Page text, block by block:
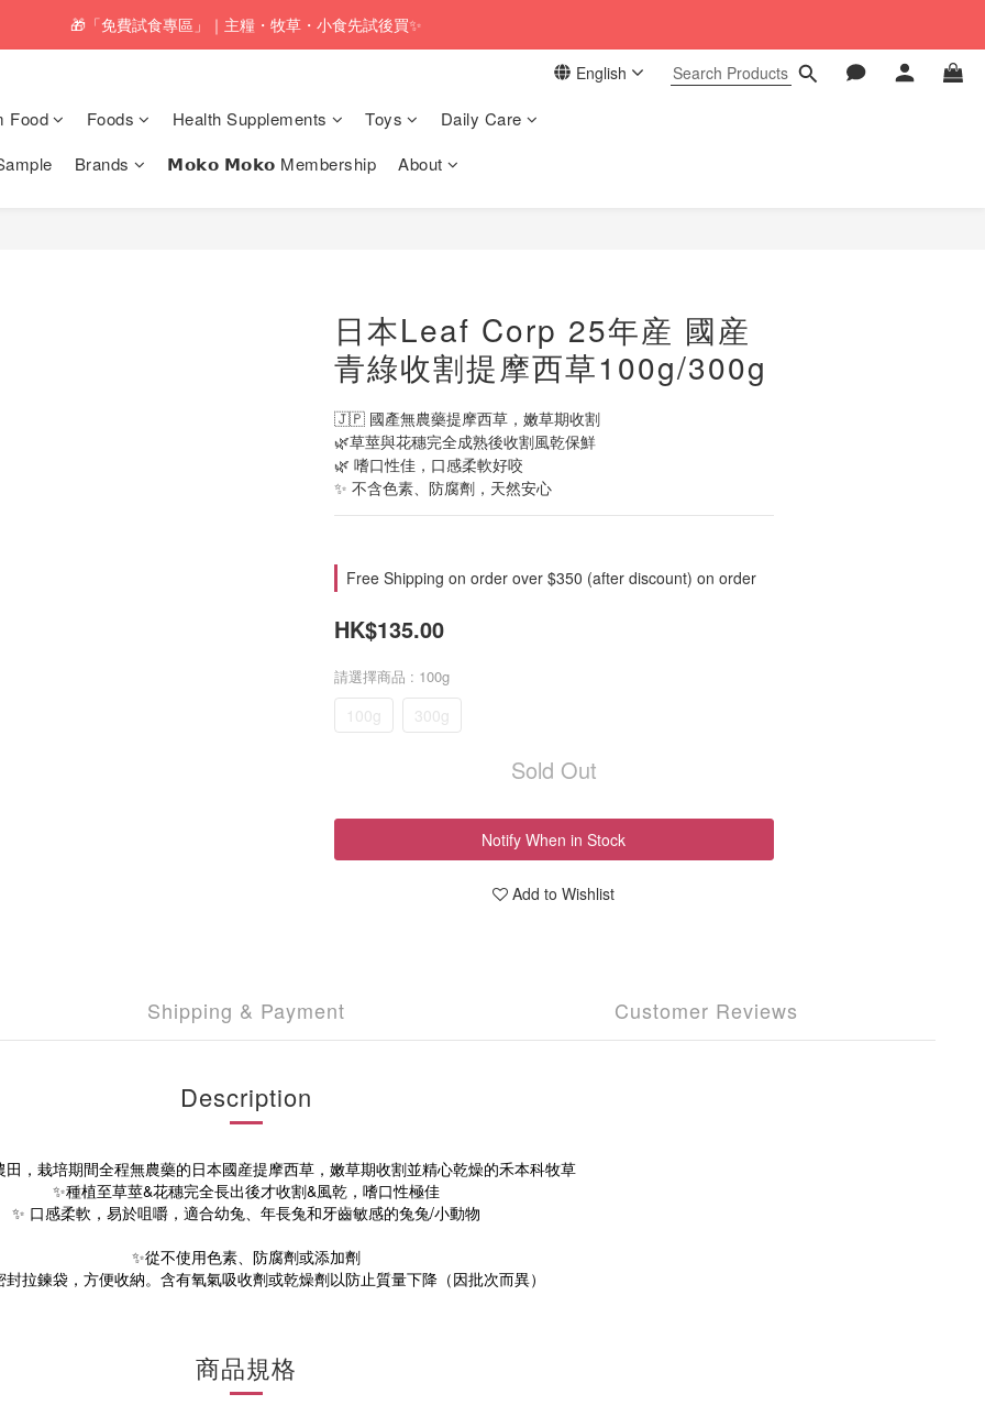
service will be offered for orders with a net value of $350 or above in our store. 📦
🎁「免費試食專區」｜主糧・牧草・小食先試後買✨
service will be offered for orders with a net value of $350 or above in our store. 📦
English
Food Foods Health Supplements Toys
Daily Care
Brands 𝗠𝗼𝗸𝗼 𝗠𝗼𝗸𝗼 Membership About
日本Leaf Corp 25年産 國産
青綠收割提摩西草100g/300g
🇯🇵 國產無農藥提摩西草，嫩草期收割
🌿草莖與花穗完全成熟後收割風乾保鮮
🌿 嗜口性佳，口感柔軟好咬
✨ 不含色素、防腐劑，天然安心
Free Shipping on order over $350 (after discount) on order
HK$135.00
請選擇商品 : 100g
100g 300g
Sold Out
Notify When in Stock
Add to Wishlist
Shipping & Payment Customer Reviews
Description
田，栽培期間全程無農藥的日本國産提摩西草，嫩草期收割並精心乾燥的禾本科牧草
✨種植至草莖&花穗完全長出後才收割&風乾，嗜口性極佳
✨ 口感柔軟，易於咀嚼，適合幼兔、年長兔和牙齒敏感的兔兔/小動物
✨從不使用色素、防腐劑或添加劑
封拉鍊袋，方便收納。含有氧氣吸收劑或乾燥劑以防止質量下降（因批次而異）
商品規格